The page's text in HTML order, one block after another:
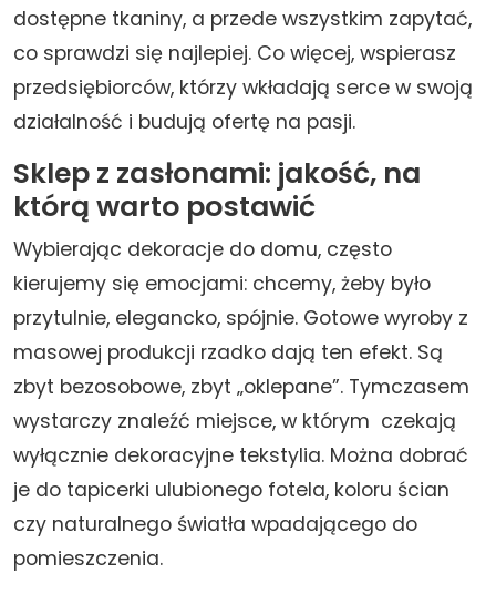
dostępne tkaniny, a przede wszystkim zapytać,
co sprawdzi się najlepiej. Co więcej, wspierasz
przedsiębiorców, którzy wkładają serce w swoją
działalność i budują ofertę na pasji.
Sklep z zasłonami: jakość, na
którą warto postawić
Wybierając dekoracje do domu, często
kierujemy się emocjami: chcemy, żeby było
przytulnie, elegancko, spójnie. Gotowe wyroby z
masowej produkcji rzadko dają ten efekt. Są
zbyt bezosobowe, zbyt „oklepane”. Tymczasem
wystarczy znaleźć miejsce, w którym czekają
wyłącznie dekoracyjne tekstylia. Można dobrać
je do tapicerki ulubionego fotela, koloru ścian
czy naturalnego światła wpadającego do
pomieszczenia.